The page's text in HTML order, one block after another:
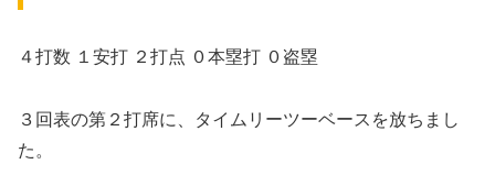
４打数 １安打 ２打点 ０本塁打 ０盗塁
３回表の第２打席に、タイムリーツーベースを放ちまし
た。